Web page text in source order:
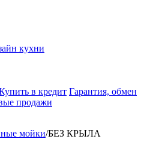
кухни
в кредит Гарантия, обмен
продажи
мойки/БЕЗ КРЫЛА